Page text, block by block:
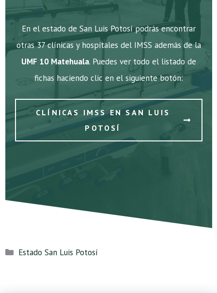
En el estado de San Luis Potosí podrás encontrar
otras 37 clínicas y hospitales del IMSS además de la
UMF 10 Matehuala. Puedes ver todo el listado de
fichas haciendo clic en el siguiente botón:
CLÍNICAS IMSS EN SAN LUIS
POTOSÍ
Categorías
Estado San Luis Potosí